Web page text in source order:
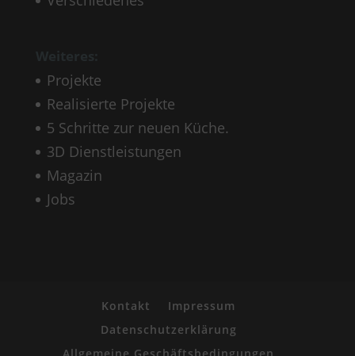
Projekte
Realisierte Projekte
5 Schritte zur neuen Küche.
3D Dienstleistungen
Magazin
Jobs
Kontakt
Impressum
Datenschutzerklärung